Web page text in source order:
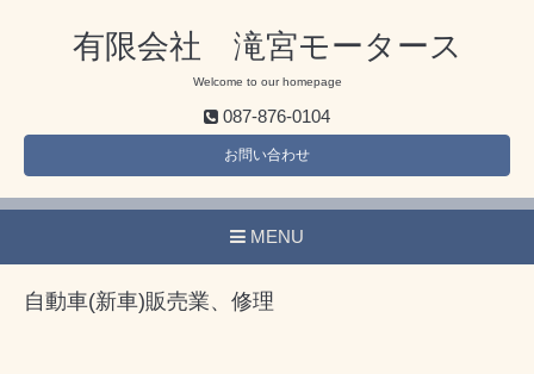
有限会社 滝宮モータース
Welcome to our homepage
087-876-0104
お問い合わせ
MENU
自動車(新車)販売業、修理